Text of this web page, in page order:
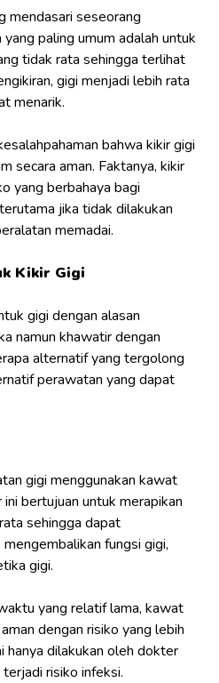
mendasari seseorang
paling umum adalah untuk
tidak rata sehingga terlihat
gigi menjadi lebih rata
menarik.
bahwa kikir gigi
secara aman. Faktanya, kikir
yang berbahaya bagi
jika tidak dilakukan
memadai.
Kikir Gigi
gigi dengan alasan
namun khawatir dengan
alternatif yang tergolong
perawatan yang dapat
gigi menggunakan kawat
bertujuan untuk merapikan
sehingga dapat
fungsi gigi,
gigi.
yang relatif lama, kawat
dengan risiko yang lebih
hanya dilakukan oleh dokter
risiko infeksi.